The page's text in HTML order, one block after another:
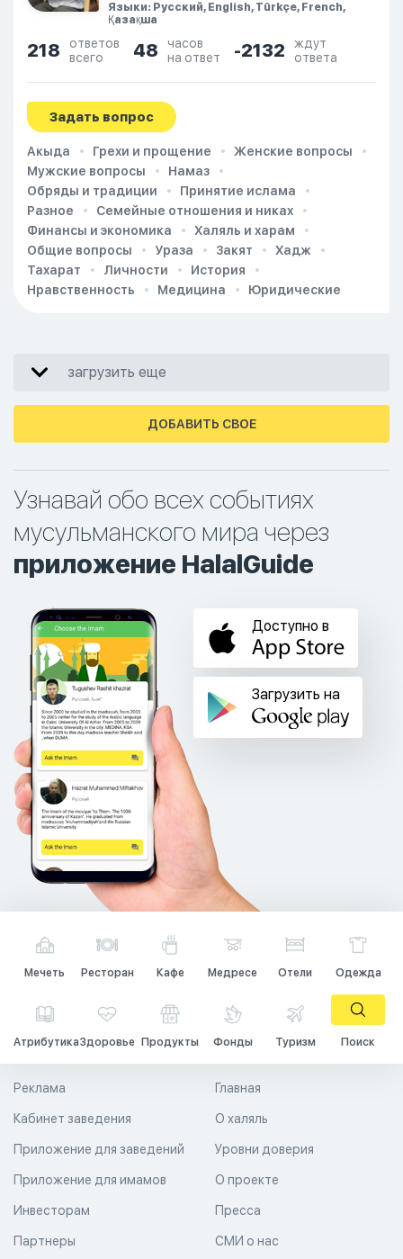
Языки: Русский, English, Türkçe, French,
Қазақша
218
ответов
всего
48
часов
на ответ
-2132
ждут
ответа
Задать вопрос
Акыда Грехи и прощение
Женские вопросы
Мужские вопросы
Намаз
Обряды и традиции
Принятие ислама
Разное
Семейные отношения и никах
Финансы и экономика
Халяль и харам
Общие вопросы
Ураза Закят
Хадж
Тахарат
Личности
История
Нравственность
Медицина Юридические
загрузить еще
ДОБАВИТЬ СВОЕ
Узнавай обо всех событиях
мусульманского мира через
приложение HalalGuide
Доступно в
Загрузить на
Мечеть Ресторан Кафе Медресе Отели Одежда
АтрибутикаЗдоровье Продукты Фонды Туризм Поиск
Главная
О халяль
Уровни доверия
Реклама
Кабинет заведения
Приложение для заведений
Приложение для имамов О проекте
Пресса
СМИ о нас
Инвесторам
Партнеры